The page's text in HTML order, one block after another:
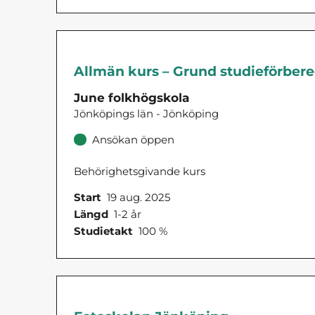
Allmän kurs – Grund
June folkhögskola
Jönköpings län - Jönköping
Ansökan öppen
Behörighetsgivande kurs
Start 19 aug. 2025
Längd 1-2 år
Studietakt 100 %